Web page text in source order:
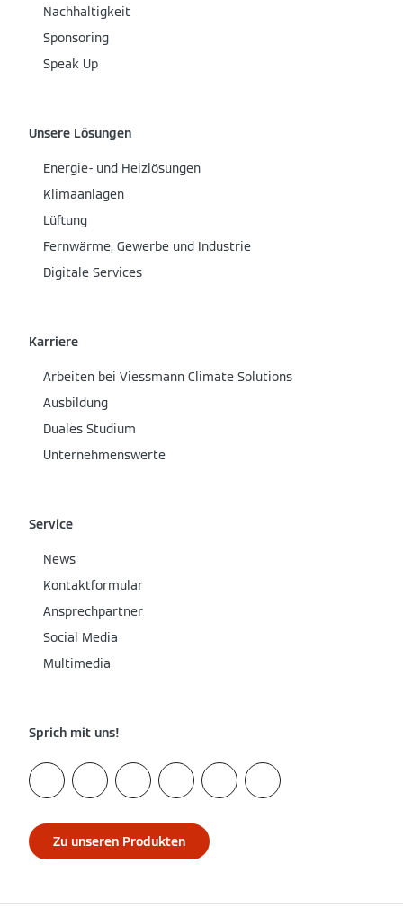
Nachhaltigkeit
Sponsoring
Speak Up
Unsere Lösungen
Energie- und Heizlösungen
Klimaanlagen
Lüftung
Fernwärme, Gewerbe und Industrie
Digitale Services
Karriere
Arbeiten bei Viessmann Climate Solutions
Ausbildung
Duales Studium
Unternehmenswerte
Service
News
Kontaktformular
Ansprechpartner
Social Media
Multimedia
Sprich mit uns!
Zu unseren Produkten